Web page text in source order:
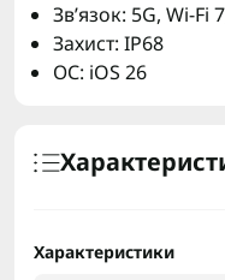
Зв’язок: 5G, Wi-Fi
Захист: IP68
ОС: iOS 26
Характеристики